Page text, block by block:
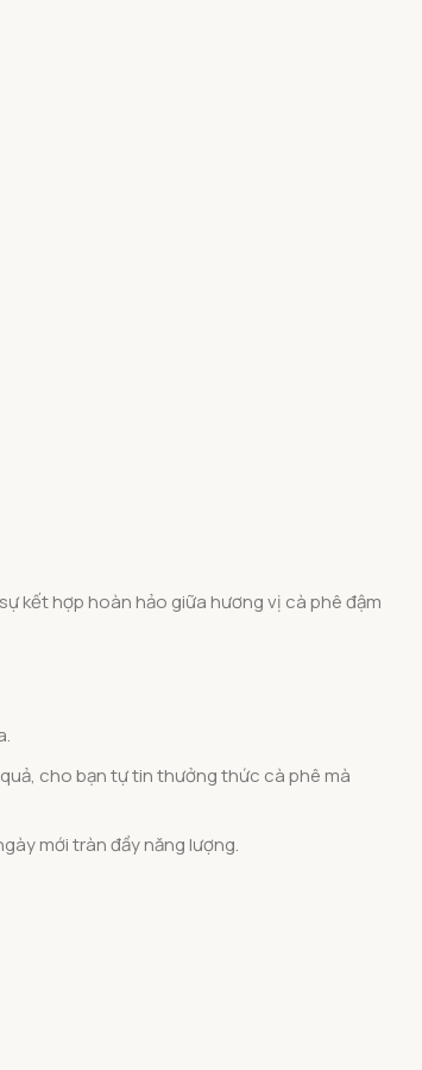
kết hợp hoàn hảo giữa hương vị cà phê đậm
cho bạn tự tin thưởng thức cà phê mà
mới tràn đầy năng lượng.